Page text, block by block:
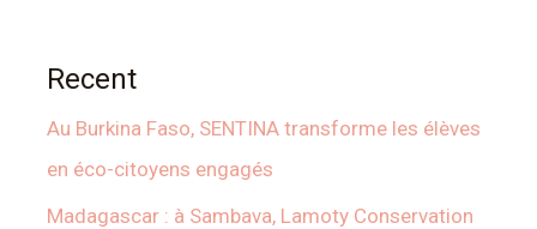
Recent
Au Burkina Faso, SENTINA transforme les élèves
en éco-citoyens engagés
Madagascar : à Sambava, Lamoty Conservation